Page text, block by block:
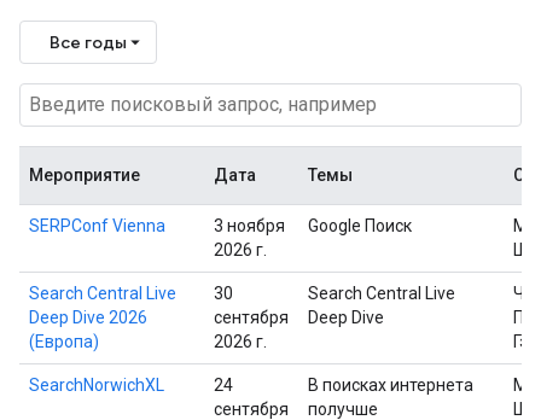
Все годы
Мероприятие Дата Темы
SERPConf Vienna
3 ноября
2026 г.
Google Поиск
Search Central Live
Deep Dive 2026
(Европа)
30
сентября
2026 г.
Search Central Live
Deep Dive
SearchNorwichXL
24
сентября
В поисках интернета
получше